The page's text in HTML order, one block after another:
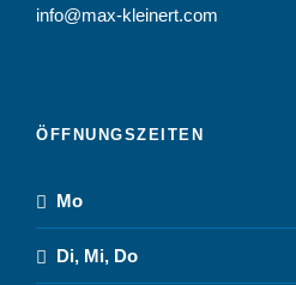
info@max-kleinert.com
ÖFFNUNGSZEITEN
Mo
Di, Mi, Do